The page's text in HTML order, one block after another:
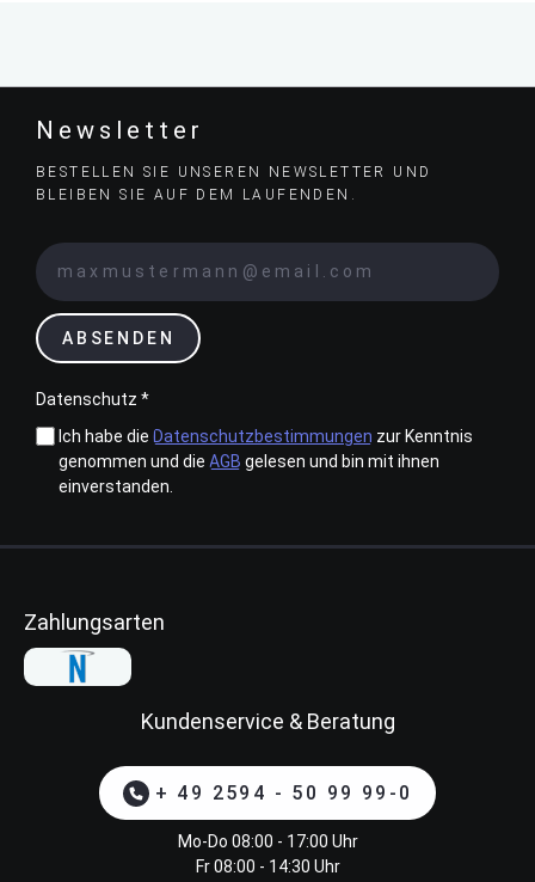
Newsletter
BESTELLEN SIE UNSEREN NEWSLETTER UND
BLEIBEN SIE AUF DEM LAUFENDEN.
ABSENDEN
Datenschutz *
Ich habe die Datenschutzbestimmungen zur Kenntnis
genommen und die AGB gelesen und bin mit ihnen
einverstanden.
Zahlungsarten
Kundenservice & Beratung
+ 49 2594 - 50 99 99-0
Mo-Do 08:00 - 17:00 Uhr
Fr 08:00 - 14:30 Uhr